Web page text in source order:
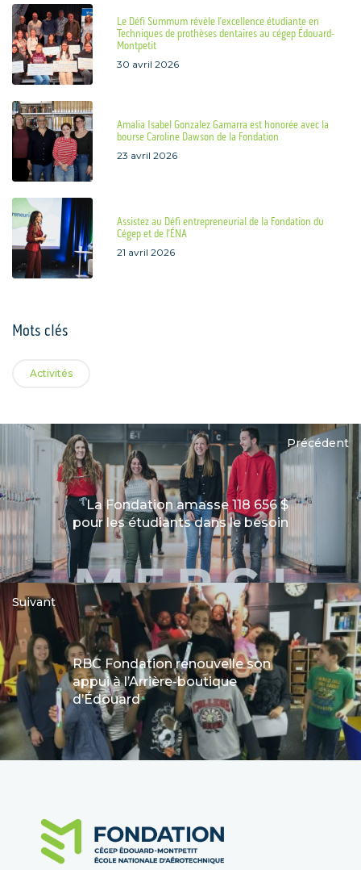
Le Défi Summum révèle l’excellence étudiante en
Techniques de prothèses dentaires au cégep Édouard-
Montpetit
30 avril 2026
Amalia Isabel Gonzalez Gamarra est honorée avec la
bourse Caroline Dawson de la Fondation
23 avril 2026
Assistez au Défi entrepreneurial de la Fondation du
Cégep et de l’ÉNA
21 avril 2026
Mots clés
Activités
Précédent
La Fondation amasse 118 656 $
pour les étudiants dans le besoin
Suivant
RBC Fondation renouvelle son
appui à l’Arrière-boutique
d’Édouard